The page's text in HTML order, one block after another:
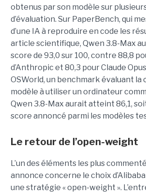
obtenus par son modèle sur
d’évaluation. Sur PaperBench, qui
d’une IA à reproduire en code les
article scientifique, Qwen 3.8-Max
score de 93,0 sur 100, contre 88,8
d’Anthropic et 80,3 pour Claude
OSWorld, un benchmark évaluant la
modèle à utiliser un ordinateur
Qwen 3.8-Max aurait atteint 86,1,
score annoncé parmi les modèles
Le retour de l’open-weight
L’un des éléments les plus
annonce concerne le choix
une stratégie « open-weight ».